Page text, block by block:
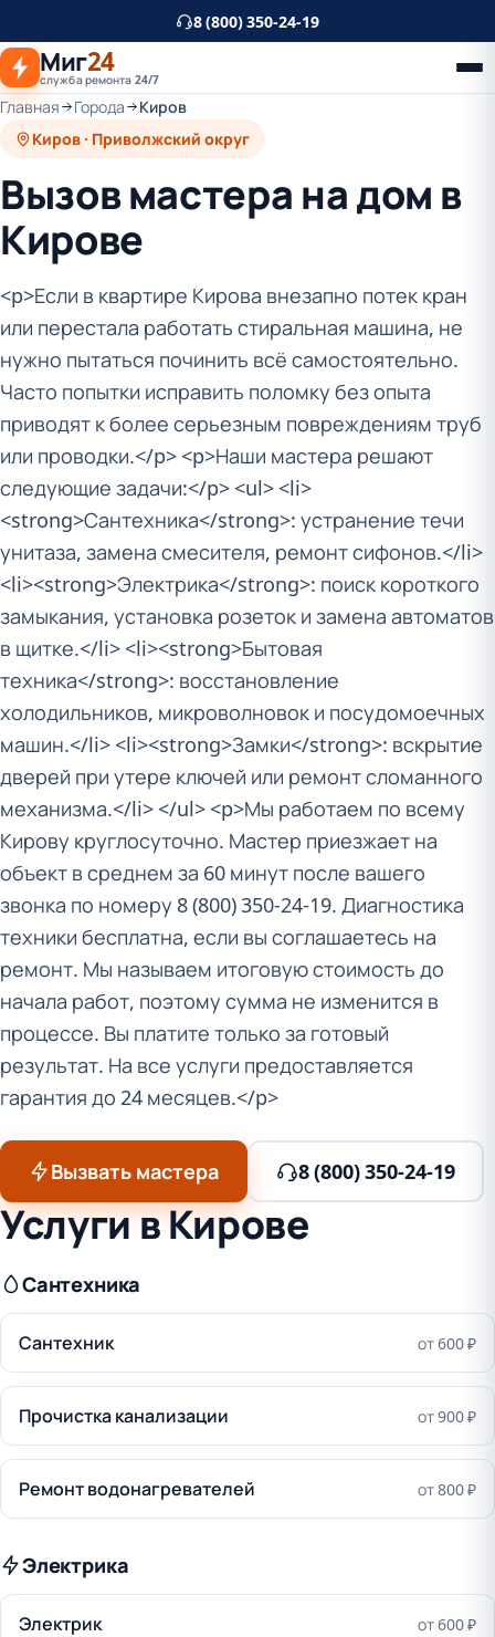
основному
контенту
8 (800) 350-24-19
Миг24
служба ремонта 24/7
Главная Города
Киров
Киров · Приволжский округ
Вызов мастера на дом в
Кирове
<p>Если в квартире Кирова внезапно потек кран
или перестала работать стиральная машина, не
нужно пытаться починить всё самостоятельно.
Часто попытки исправить поломку без опыта
приводят к более серьезным повреждениям труб
или проводки.</p> <p>Наши мастера решают
следующие задачи:</p> <ul> <li>
<strong>Сантехника</strong>: устранение течи
унитаза, замена смесителя, ремонт сифонов.</li>
<li><strong>Электрика</strong>: поиск короткого
замыкания, установка розеток и замена автоматов
в щитке.</li> <li><strong>Бытовая
техника</strong>: восстановление
холодильников, микроволновок и посудомоечных
машин.</li> <li><strong>Замки</strong>: вскрытие
дверей при утере ключей или ремонт сломанного
механизма.</li> </ul> <p>Мы работаем по всему
Кирову круглосуточно. Мастер приезжает на
объект в среднем за 60 минут после вашего
звонка по номеру 8 (800) 350-24-19. Диагностика
техники бесплатна, если вы соглашаетесь на
ремонт. Мы называем итоговую стоимость до
начала работ, поэтому сумма не изменится в
процессе. Вы платите только за готовый
результат. На все услуги предоставляется
гарантия до 24 месяцев.</p>
Вызвать мастера 8 (800) 350-24-19
Услуги в Кирове
Сантехника
Сантехник от 600 ₽
Прочистка канализации от 900 ₽
Ремонт водонагревателей от 800 ₽
Электрика
Электрик от 600 ₽